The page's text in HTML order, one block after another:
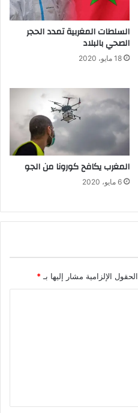
السلطات المغربية تمدد الحجر
الصحي بالبلاد
18 مايو، 2020
المغرب يكافح كورونا من الجو
6 مايو، 2020
الحقول الإلزامية مشار إليها بـ*